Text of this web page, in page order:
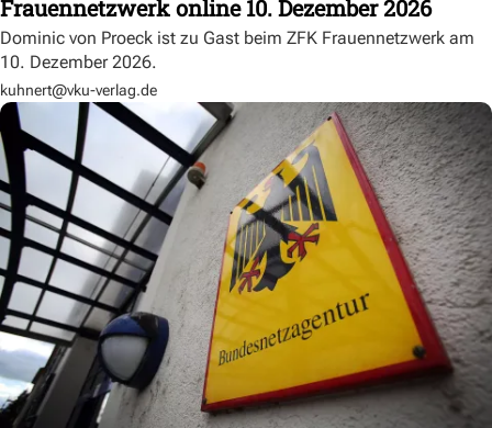
Frauennetzwerk online 10. Dezember 2026
Dominic von Proeck ist zu Gast beim ZFK Frauennetzwerk am
10. Dezember 2026.
kuhnert@vku-verlag.de